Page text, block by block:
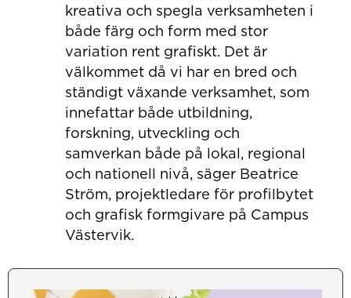
kreativa och spegla verksamheten i
både färg och form med stor
variation rent grafiskt. Det är
välkommet då vi har en bred och
ständigt växande verksamhet, som
innefattar både utbildning,
forskning, utveckling och
samverkan både på lokal, regional
och nationell nivå, säger Beatrice
Ström, projektledare för profilbytet
och grafisk formgivare på Campus
Västervik.